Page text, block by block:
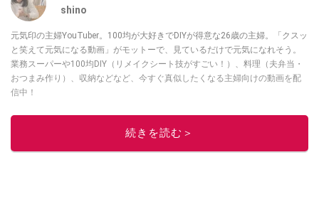
shino
元気印の主婦YouTuber。100均が大好きでDIYが得意な26歳の主婦。「クスッ
と笑えて元気になる動画」がモットーで、見ているだけで元気になれそう。
業務スーパーや100均DIY（リメイクシート技がすごい！）、料理（夫弁当・
おつまみ作り）、収納などなど、今すぐ真似したくなる主婦向けの動画を配
信中！
このイチオシストの他の記事を読む
続きを読む＞